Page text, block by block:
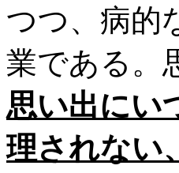
つつ、病的
業である。
思い出にい
理されない